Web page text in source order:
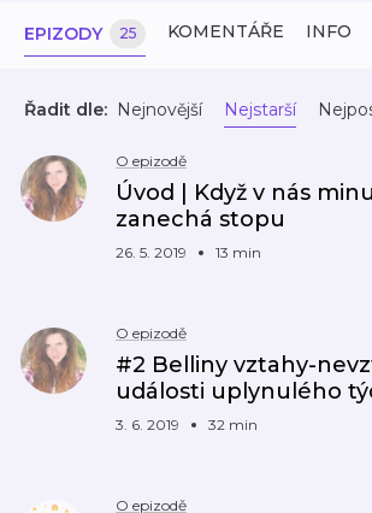
EPIZODY 25 KOMENTÁŘE INFO
Řadit dle: Nejnovější Nejstarší
O epizodě
Úvod | Když v nás
zanechá stopu
26. 5. 2019 13 min
O epizodě
#2 Belliny vztahy-
události uplynulého
3. 6. 2019 32 min
O epizodě